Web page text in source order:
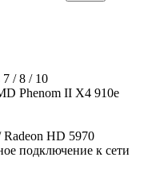
/ 8 / 10
Phenom II X4 910e
Radeon HD 5970
подключение к сети